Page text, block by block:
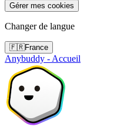
Gérer mes cookies
Changer de langue
🇫🇷France
Anybuddy - Accueil